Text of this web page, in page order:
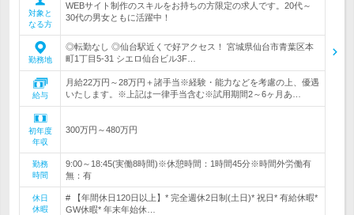
対象と
なる方
WEBサイト制作のスキルをお持ちの方限定の求人です。20代～
30代の男女ともに活躍中！
勤務地
◎転勤なし ◎仙台駅近くで好アクセス！ 宮城県仙台市青葉区本
町1丁目5-31 シエロ仙台ビル3F…
給与
月給22万円～28万円＋諸手当※経験・能力などを考慮の上、優遇
いたします。※上記は一律手当含む※試用期間2～6ヶ月あ…
初年度
年収
300万円～480万円
勤務
時間
9:00～18:45(実働8時間)※休憩時間：1時間45分※時間外労働有
無：有
休日
休暇
# 【年間休日120日以上】* 完全週休2日制(土日)* 祝日* 有給休暇*
GW休暇* 年末年始休…